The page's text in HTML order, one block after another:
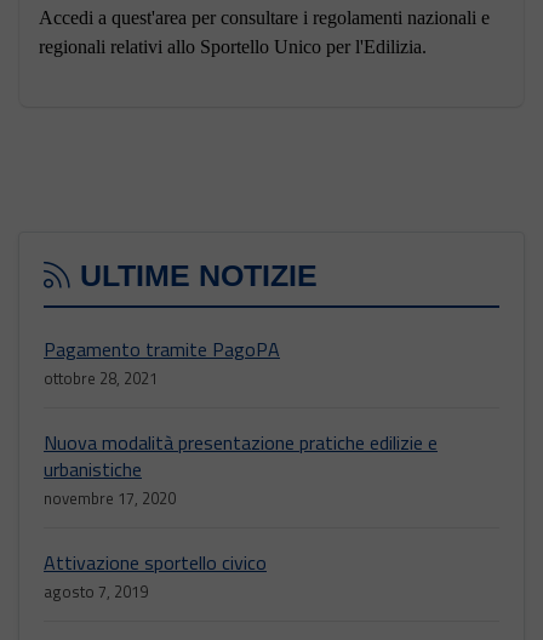
Accedi a quest'area per consultare i regolamenti nazionali e
regionali relativi allo Sportello Unico per l'Edilizia.
ULTIME NOTIZIE
Pagamento tramite PagoPA
ottobre 28, 2021
Nuova modalità presentazione pratiche edilizie e
urbanistiche
novembre 17, 2020
Attivazione sportello civico
agosto 7, 2019